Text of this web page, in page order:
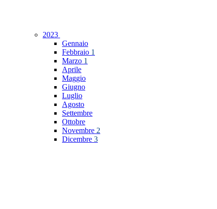
2023
Gennaio
Febbraio 1
Marzo 1
Aprile
Maggio
Giugno
Luglio
Agosto
Settembre
Ottobre
Novembre 2
Dicembre 3